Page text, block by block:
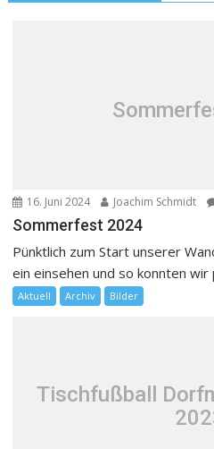
16. Juni 2024 Joachim Schmidt
Sommerfest 2024
Pünktlich zum Start unserer
ein einsehen und so konnten wir
Aktuell Archiv Bilder
Tischfußball